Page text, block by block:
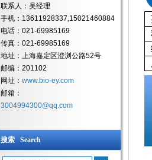
联系人：吴经理
手机：13611928337,15021460884
电话：021-69985169
传真：021-69985169
地址：上海嘉定区澄浏公路52号
邮编：201102
网址： www.bio-ey.com
邮箱：
3004994300@qq.com
搜索 Search